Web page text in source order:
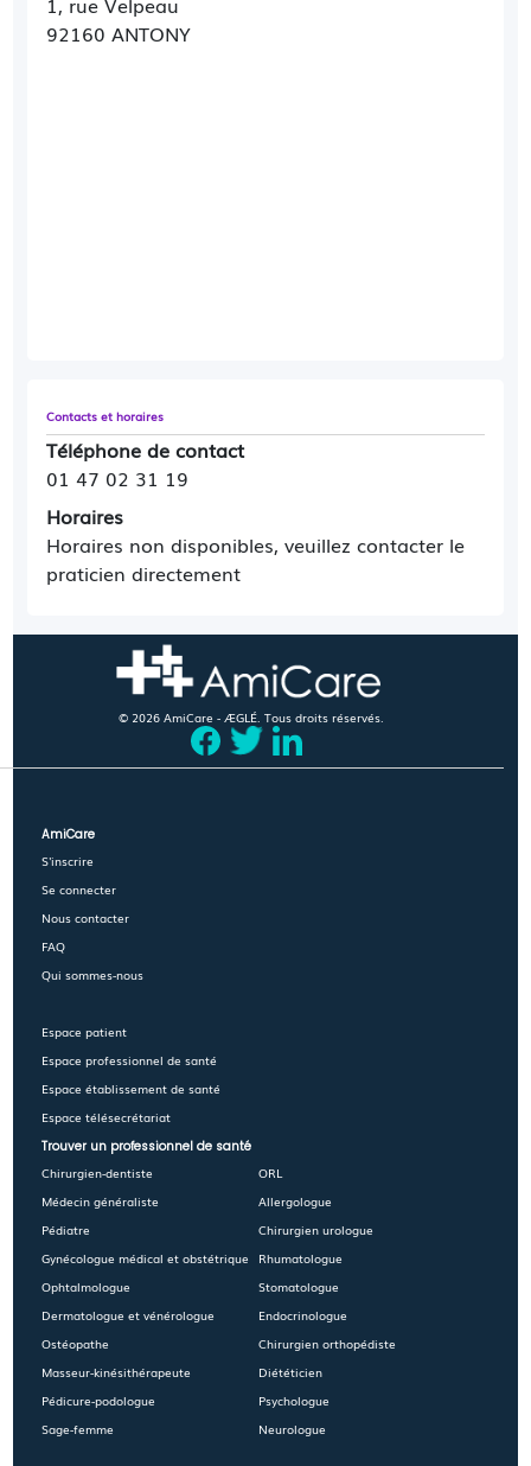
92160 ANTONY
Contacts et horaires
Téléphone de contact
01 47 02 31 19
Horaires
Horaires non disponibles, veuillez contacter le
praticien directement
© 2026 AmiCare - ÆGLÉ. Tous droits réservés.
AmiCare
S'inscrire
Se connecter
Nous contacter
FAQ
Qui sommes-nous
Espace patient
Espace professionnel de santé
Espace établissement de santé
Espace télésecrétariat
Trouver un professionnel de santé
Chirurgien-dentiste
Médecin généraliste
Pédiatre
Gynécologue médical et obstétrique
Ophtalmologue
Dermatologue et vénérologue
Ostéopathe
Masseur-kinésithérapeute
Pédicure-podologue
Sage-femme
ORL
Allergologue
Chirurgien urologue
Rhumatologue
Stomatologue
Endocrinologue
Chirurgien orthopédiste
Diététicien
Psychologue
Neurologue